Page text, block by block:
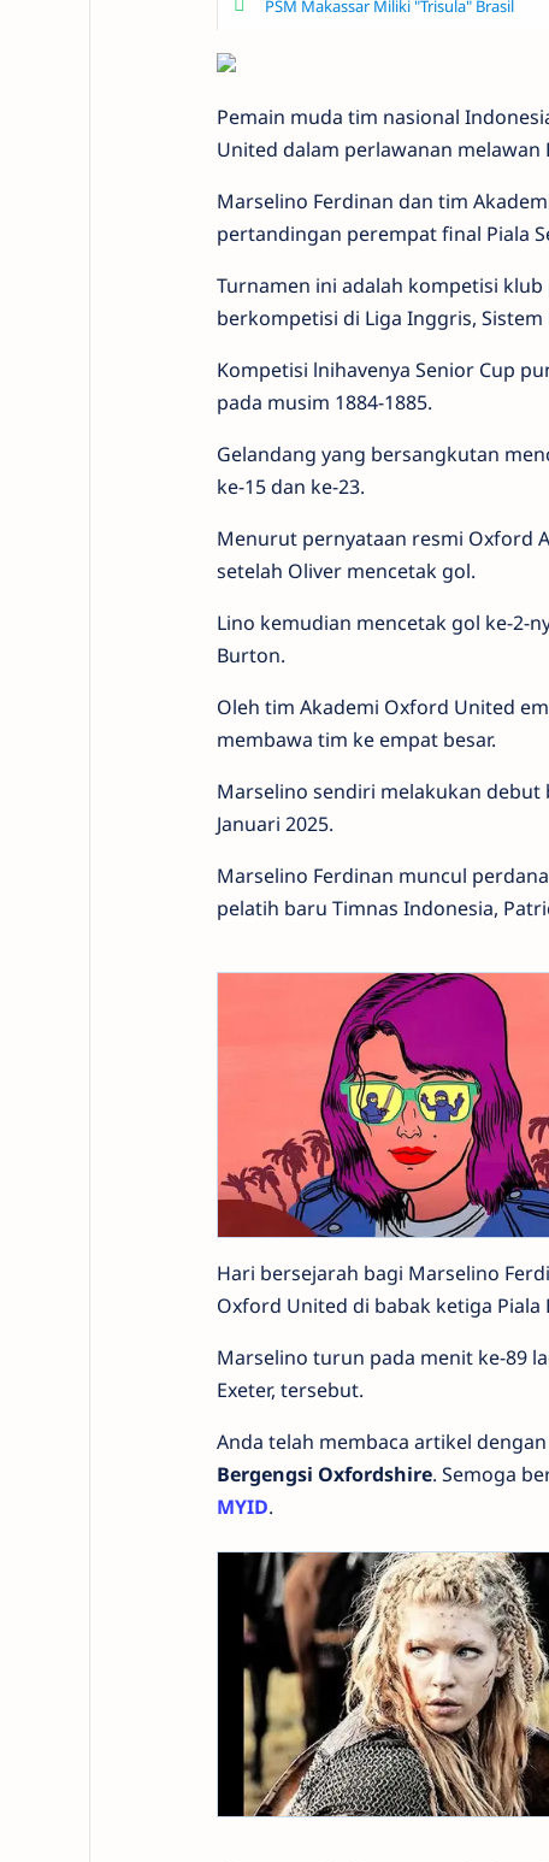
PSM Makassar Miliki "Trisula" Brasil
Pemain muda tim nasional
United dalam perlawanan melawan
Marselino Ferdinan dan tim
pertandingan perempat final Piala
Turnamen ini adalah kompetisi
berkompetisi di Liga Inggris,
Kompetisi lnihavenya Senior Cup
pada musim 1884-1885.
Gelandang yang bersangkutan
ke-15 dan ke-23.
Menurut pernyataan resmi Oxford
setelah Oliver mencetak gol.
Lino kemudian mencetak gol ke-2-
Burton.
Oleh tim Akademi Oxford United
membawa tim ke empat besar.
Marselino sendiri melakukan debut
Januari 2025.
Marselino Ferdinan muncul
pelatih baru Timnas Indonesia,
Hari bersejarah bagi Marselino
Oxford United di babak ketiga Piala
Marselino turun pada menit ke-89
Exeter, tersebut.
Anda telah membaca artikel
Bergengsi Oxfordshire. Semoga
MYID.